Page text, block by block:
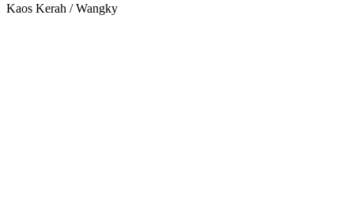
Kaos Kerah / Wangky